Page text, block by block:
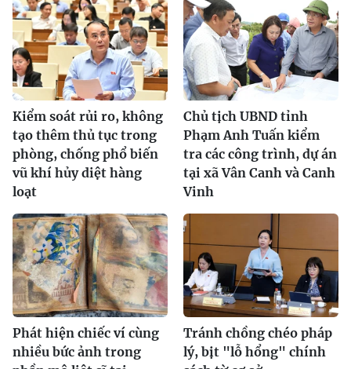
Kiểm soát rủi ro, không
tạo thêm thủ tục trong
phòng, chống phổ biến
vũ khí hủy diệt hàng
loạt
Chủ tịch UBND tỉnh
Phạm Anh Tuấn kiểm
tra các công trình, dự án
tại xã Vân Canh và Canh
Vinh
Phát hiện chiếc ví cùng
nhiều bức ảnh trong
Tránh chồng chéo pháp
lý, bịt "lỗ hổng" chính